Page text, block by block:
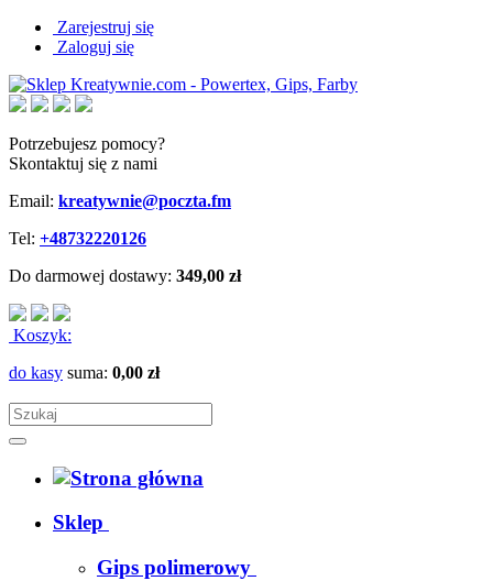
Zarejestruj się
Zaloguj się
Potrzebujesz pomocy?
Skontaktuj się z nami
Email: kreatywnie@poczta.fm
Tel: +48732220126
Do darmowej dostawy: 349,00 zł
Koszyk:
do kasy suma: 0,00 zł
Sklep
Gips polimerowy